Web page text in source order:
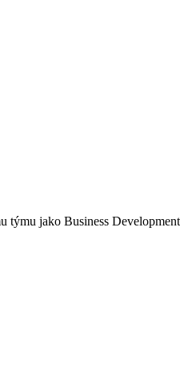
týmu jako Business